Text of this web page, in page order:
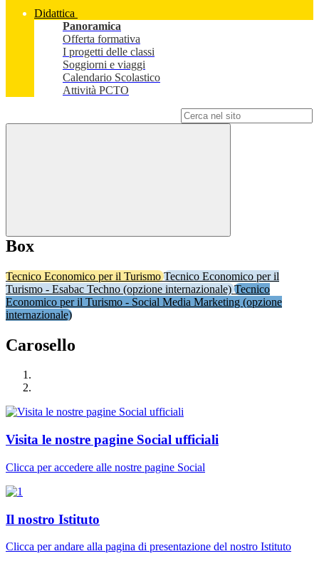
Didattica
Panoramica
Offerta formativa
I progetti delle classi
Soggiorni e viaggi
Calendario Scolastico
Attività PCTO
Box
Tecnico Economico per il TurismoTecnico Economico per il
Turismo - Esabac Techno (opzione internazionale)Tecnico
Economico per il Turismo - Social Media Marketing (opzione
internazionale)
Carosello
Visita le nostre pagine Social ufficiali
Clicca per accedere alle nostre pagine Social
Il nostro Istituto
Clicca per andare alla pagina di presentazione del nostro Istituto